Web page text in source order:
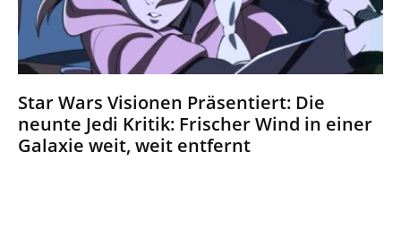
Star Wars Visionen Präsentiert: Die
neunte Jedi Kritik: Frischer Wind in einer
Galaxie weit, weit entfernt